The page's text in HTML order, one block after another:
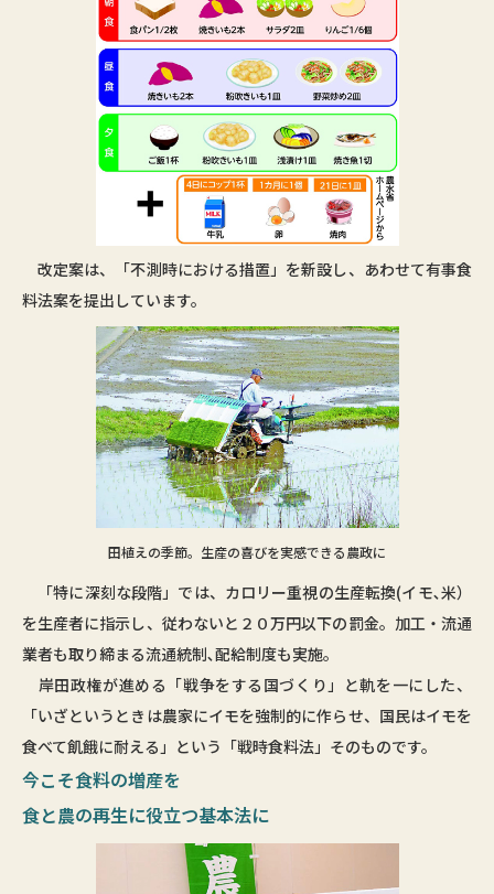
改定案は、「不測時における措置」を新設し、あわせて有事食
料法案を提出しています。
田植えの季節。生産の喜びを実感できる農政に
「特に深刻な段階」では、カロリー重視の生産転換(イモ､米）
を生産者に指示し、従わないと２０万円以下の罰金。加工・流通
業者も取り締まる流通統制､配給制度も実施｡
岸田政権が進める「戦争をする国づくり」と軌を一にした、
「いざというときは農家にイモを強制的に作らせ、国民はイモを
食べて飢餓に耐える」という「戦時食料法」そのものです。
今こそ食料の増産を
食と農の再生に役立つ基本法に